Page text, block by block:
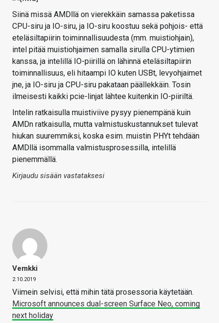
Siinä missä AMDllä on vierekkäin samassa paketissa
CPU-siru ja IO-siru, ja IO-siru koostuu sekä pohjois- että
eteläsiltapiirin toiminnallisuudesta (mm. muistiohjain),
intel pitää muistiohjaimen samalla sirulla CPU-ytimien
kanssa, ja intelillä IO-piirillä on lähinnä eteläsiltapiirin
toiminnallisuus, eli hitaampi IO kuten USBt, levyohjaimet
jne, ja IO-siru ja CPU-siru pakataan päällekkäin. Tosin
ilmeisesti kaikki pcie-linjat lähtee kuitenkin IO-piiriltä.
Intelin ratkaisulla muistiviive pysyy pienempänä kuin
AMDn ratkaisulla, mutta valmistuskustannukset tulevat
hiukan suuremmiksi, koska esim. muistin PHYt tehdään
AMDllä isommalla valmistusprosessilla, intelillä
pienemmällä.
Kirjaudu sisään vastataksesi
Vemkki
2.10.2019
Viimein selvisi, että mihin tätä prosessoria käytetään.
Microsoft announces dual-screen Surface Neo, coming
next holiday